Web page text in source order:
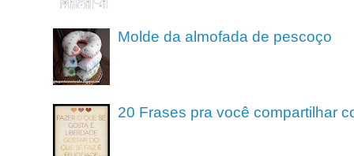
Molde da almofada de pescoço
20 Frases pra você compartilhar